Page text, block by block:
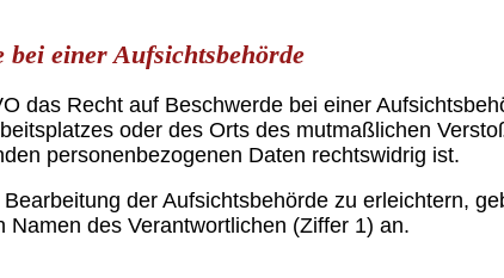
bei einer Aufsichtsbehörde
das Recht auf Beschwerde bei einer
oder des Orts des mutmaßlichen
personenbezogenen Daten rechtswidrig ist.
der Aufsichtsbehörde zu erleichtern,
Namen des Verantwortlichen (Ziffer 1) an.